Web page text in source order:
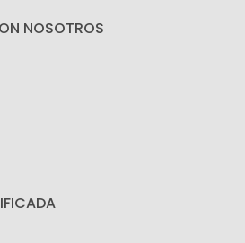
NOSOTROS